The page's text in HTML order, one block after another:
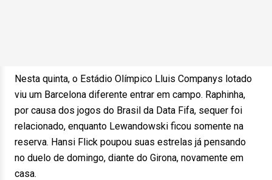
Nesta quinta, o Estádio Olímpico Lluis Companys lotado
viu um Barcelona diferente entrar em campo. Raphinha,
por causa dos jogos do Brasil da Data Fifa, sequer foi
relacionado, enquanto Lewandowski ficou somente na
reserva. Hansi Flick poupou suas estrelas já pensando
no duelo de domingo, diante do Girona, novamente em
casa.